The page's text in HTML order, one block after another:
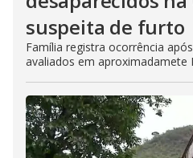
suspeita de furto
Família registra ocorrência
avaliados em aproximadamete